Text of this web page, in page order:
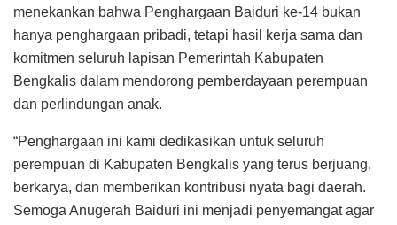
menekankan bahwa Penghargaan Baiduri ke-14 bukan
hanya penghargaan pribadi, tetapi hasil kerja sama dan
komitmen seluruh lapisan Pemerintah Kabupaten
Bengkalis dalam mendorong pemberdayaan perempuan
dan perlindungan anak.
“Penghargaan ini kami dedikasikan untuk seluruh
perempuan di Kabupaten Bengkalis yang terus berjuang,
berkarya, dan memberikan kontribusi nyata bagi daerah.
Semoga Anugerah Baiduri ini menjadi penyemangat agar